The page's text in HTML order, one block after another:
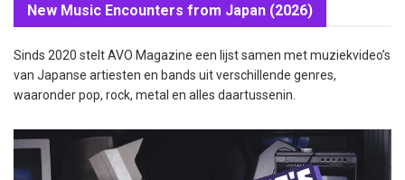
New Music Encounters from Japan (2026)
Sinds 2020 stelt AVO Magazine een lijst samen met muziekvideo’s
van Japanse artiesten en bands uit verschillende genres,
waaronder pop, rock, metal en alles daartussenin.